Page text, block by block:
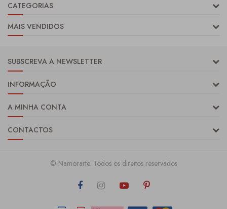
CATEGORIAS
MAIS VENDIDOS
SUBSCREVA A NEWSLETTER
INFORMAÇÃO
A MINHA CONTA
CONTACTOS
© Namorarte. Todos os direitos reservados